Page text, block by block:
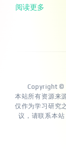
阅读更多
Copyright ©
本站所有资源来
仅作为学习研究
议，请联系本